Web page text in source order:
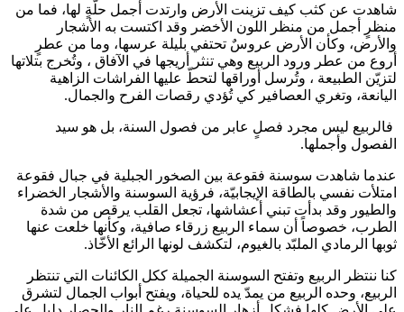
شاهدت عن كثب كيف تزينت الأرض وارتدت أجمل حلّةٍ لها، فما من
منظرٍ أجمل من منظر اللون الأخضر وقد اكتست به الأشجار
والأرض، وكأن الأرض عروسٌ تحتفي بليلة عرسها، وما من عطرٍ
أروع من عطر ورود الربيع وهي تنثر أريجها في الآفاق ، وتُخرج بتلاتها
لتزيّن الطبيعة ، وتُرسل أوراقها لتحطّ عليها الفراشات الزاهية
اليانعة، وتغري العصافير كي تُؤدي رقصات الفرح والجمال.
فالربيع ليس مجرد فصلٍ عابر من فصول السنة، بل هو سيد
الفصول وأجملها.
عندما شاهدت سوسنة فقوعة بين الصخور الجبلية في جبال فقوعة
امتلأت نفسي بالطاقة الإيجابيّة، فرؤية السوسنة والأشجار الخضراء
والطيور وقد بدأت تبني أعشاشها، تجعل القلب يرقص من شدة
الطرب، خصوصاً أن سماء الربيع زرقاء صافية، وكأنها خلعت عنها
ثوبها الرمادي الملبّد بالغيوم، لتكشف لونها الرائع الأخّاذ.
كنا ننتظر الربيع وتفتح السوسنة الجميلة ككل الكائنات التي تنتظر
الربيع، وحده الربيع من يمدّ يده للحياة، ويفتح أبواب الجمال لتشرق